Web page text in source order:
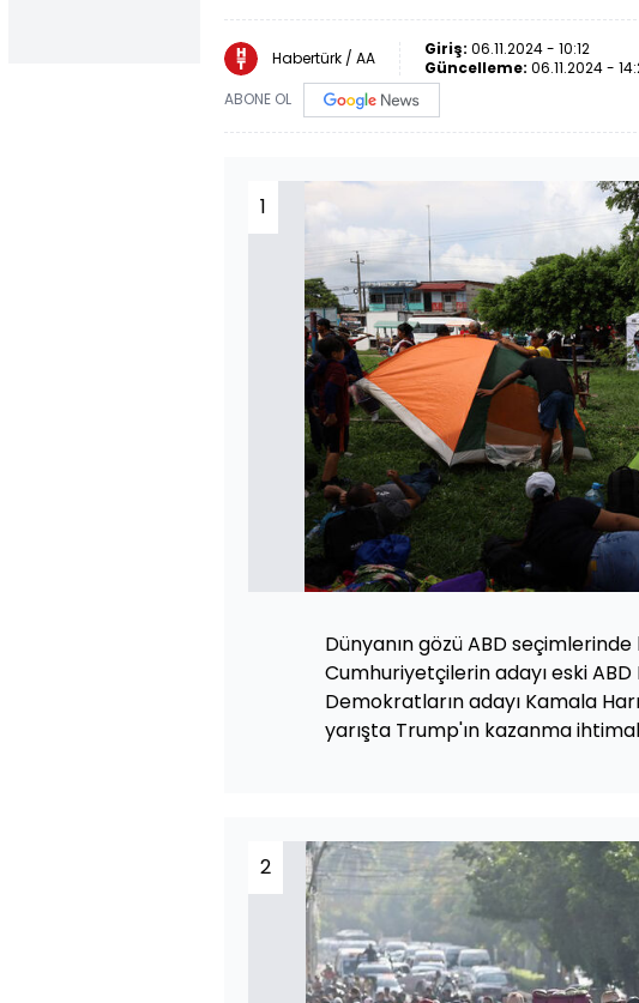
Habertürk / AA Giriş: 06.11.2024 - 10:12
Güncelleme: 06.11.2024 -
ABONE OL
1
Dünyanın gözü ABD
Cumhuriyetçilerin adayı eski
Demokratların adayı Kamala
yarışta Trump'ın kazanma
2